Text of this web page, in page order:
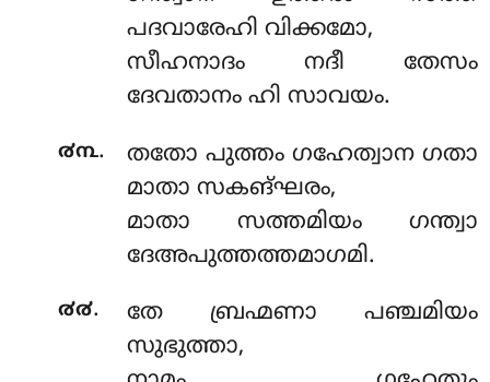
പദവാരേഹി വിക്കമോ,
സീഹനാദം നദീ തേസം
ദേവതാനം ഹി സാവയം.
൪൩.
തതോ പുത്തം ഗഹേത്വാന ഗതാ
മാതാ സകങ്ഘരം,
മാതാ സത്തമിയം ഗന്ത്വാ
ദേഅപുത്തത്തമാഗമി.
൪൪.
തേ ബ്രഹ്മണാ പഞ്ചമിയം
സുഭുത്താ,